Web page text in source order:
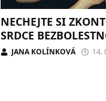
NECHEJTE SI
SRDCE
JANA KOLÍNKOVÁ 14.